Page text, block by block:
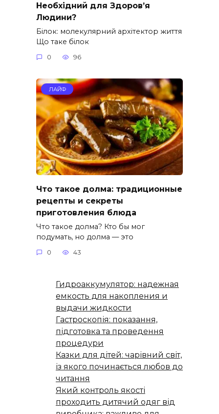
Необхідний для Здоров’я
Людини?
Білок: молекулярний архітектор життя
Що таке білок
0 96
ЛАЙФ
Что такое долма: традиционные
рецепты и секреты
приготовления блюда
Что такое долма? Кто бы мог
подумать, но долма — это
0 43
Гидроаккумулятор: надежная
емкость для накопления и
выдачи жидкости
Гастроскопія: показання,
підготовка та проведення
процедури
Казки для дітей: чарівний світ,
із якого починається любов до
читання
Який контроль якості
проходить дитячий одяг від